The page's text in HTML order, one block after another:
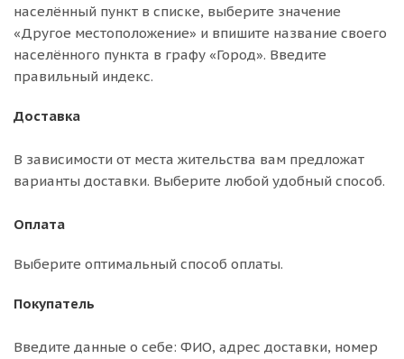
населённый пункт в списке, выберите значение
«Другое местоположение» и впишите название своего
населённого пункта в графу «Город». Введите
правильный индекс.
Доставка
В зависимости от места жительства вам предложат
варианты доставки. Выберите любой удобный способ.
Оплата
Выберите оптимальный способ оплаты.
Покупатель
Введите данные о себе: ФИО, адрес доставки, номер